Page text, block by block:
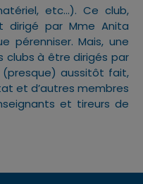
etc…). Ce club,
dirigé par Mme Anita
pérenniser. Mais, une
clubs à être dirigés par
(presque) aussitôt fait,
et d’autres membres
et tireurs de